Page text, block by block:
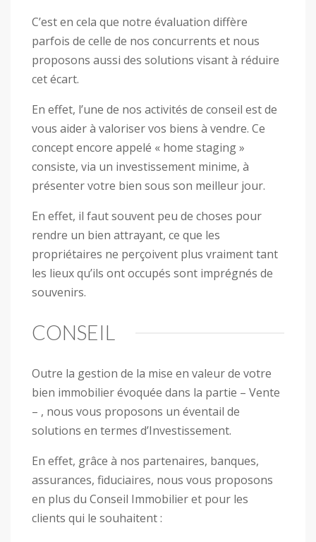
C’est en cela que notre évaluation diffère
parfois de celle de nos concurrents et nous
proposons aussi des solutions visant à réduire
cet écart.
En effet, l’une de nos activités de conseil est de
vous aider à valoriser vos biens à vendre. Ce
concept encore appelé « home staging »
consiste, via un investissement minime, à
présenter votre bien sous son meilleur jour.
En effet, il faut souvent peu de choses pour
rendre un bien attrayant, ce que les
propriétaires ne perçoivent plus vraiment tant
les lieux qu’ils ont occupés sont imprégnés de
souvenirs.
CONSEIL
Outre la gestion de la mise en valeur de votre
bien immobilier évoquée dans la partie – Vente
– , nous vous proposons un éventail de
solutions en termes d’Investissement.
En effet, grâce à nos partenaires, banques,
assurances, fiduciaires, nous vous proposons
en plus du Conseil Immobilier et pour les
clients qui le souhaitent :